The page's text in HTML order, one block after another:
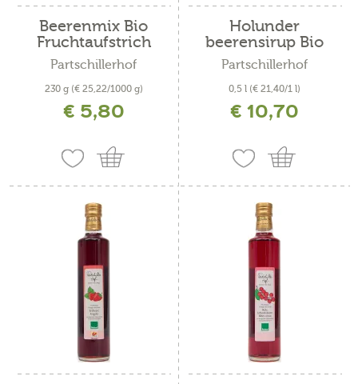
Beerenmix Bio
Fruchtaufstrich
Partschillerhof
230 g (€ 25,22/1000 g)
€ 5,80
Holunder
beerensirup Bio
Partschillerhof
0,5 l (€ 21,40/1 l)
€ 10,70